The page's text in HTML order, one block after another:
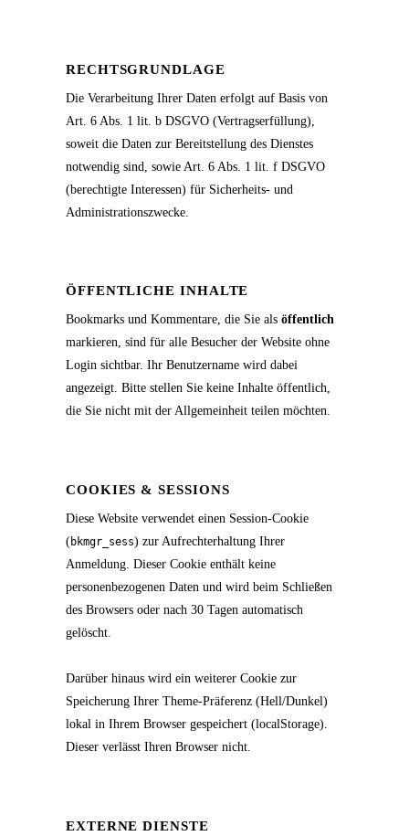
RECHTSGRUNDLAGE
Die Verarbeitung Ihrer Daten erfolgt auf Basis von
Art. 6 Abs. 1 lit. b DSGVO (Vertragserfüllung),
soweit die Daten zur Bereitstellung des Dienstes
notwendig sind, sowie Art. 6 Abs. 1 lit. f DSGVO
(berechtigte Interessen) für Sicherheits- und
Administrationszwecke.
ÖFFENTLICHE INHALTE
Bookmarks und Kommentare, die Sie als öffentlich
markieren, sind für alle Besucher der Website ohne
Login sichtbar. Ihr Benutzername wird dabei
angezeigt. Bitte stellen Sie keine Inhalte öffentlich,
die Sie nicht mit der Allgemeinheit teilen möchten.
COOKIES & SESSIONS
Diese Website verwendet einen Session-Cookie
(bkmgr_sess) zur Aufrechterhaltung Ihrer
Anmeldung. Dieser Cookie enthält keine
personenbezogenen Daten und wird beim Schließen
des Browsers oder nach 30 Tagen automatisch
gelöscht.
Darüber hinaus wird ein weiterer Cookie zur
Speicherung Ihrer Theme-Präferenz (Hell/Dunkel)
lokal in Ihrem Browser gespeichert (localStorage).
Dieser verlässt Ihren Browser nicht.
EXTERNE DIENSTE